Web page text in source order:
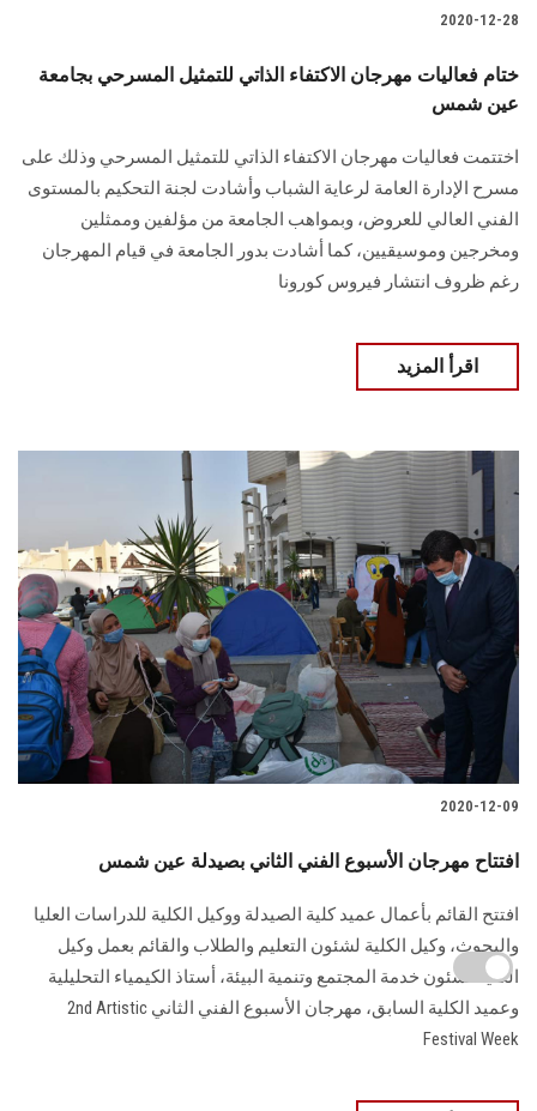
2020-12-28
ختام فعاليات مهرجان الاكتفاء الذاتي للتمثيل المسرحي بجامعة
عين شمس
اختتمت فعاليات مهرجان الاكتفاء الذاتي للتمثيل المسرحي وذلك على
مسرح الإدارة العامة لرعاية الشباب وأشادت لجنة التحكيم بالمستوى
الفني العالي للعروض، وبمواهب الجامعة من مؤلفين وممثلين
ومخرجين وموسيقيين، كما أشادت بدور الجامعة في قيام المهرجان
رغم ظروف انتشار فيروس كورونا
اقرأ المزيد
2020-12-09
افتتاح مهرجان الأسبوع الفني الثاني بصيدلة عين شمس
افتتح القائم بأعمال عميد كلية الصيدلة ووكيل الكلية للدراسات العليا
والبحوث، وكيل الكلية لشئون التعليم والطلاب والقائم بعمل وكيل
الكلية لشئون خدمة المجتمع وتنمية البيئة، أستاذ الكيمياء التحليلية
وعميد الكلية السابق، مهرجان الأسبوع الفني الثاني 2nd Artistic
Festival Week